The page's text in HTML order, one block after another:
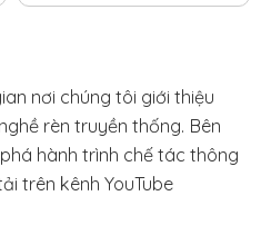
nơi chúng tôi giới thiệu
rèn truyền thống. Bên
hành trình chế tác thông
trên kênh YouTube